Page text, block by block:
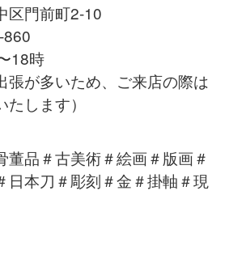
区門前町2-10
18時
張が多いため、ご来店の際は
します）
董品＃古美術＃絵画＃版画＃
日本刀＃彫刻＃金＃掛軸＃現